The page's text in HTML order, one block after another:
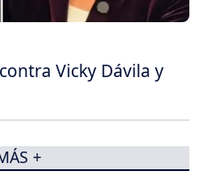
Vicky Dávila y
+